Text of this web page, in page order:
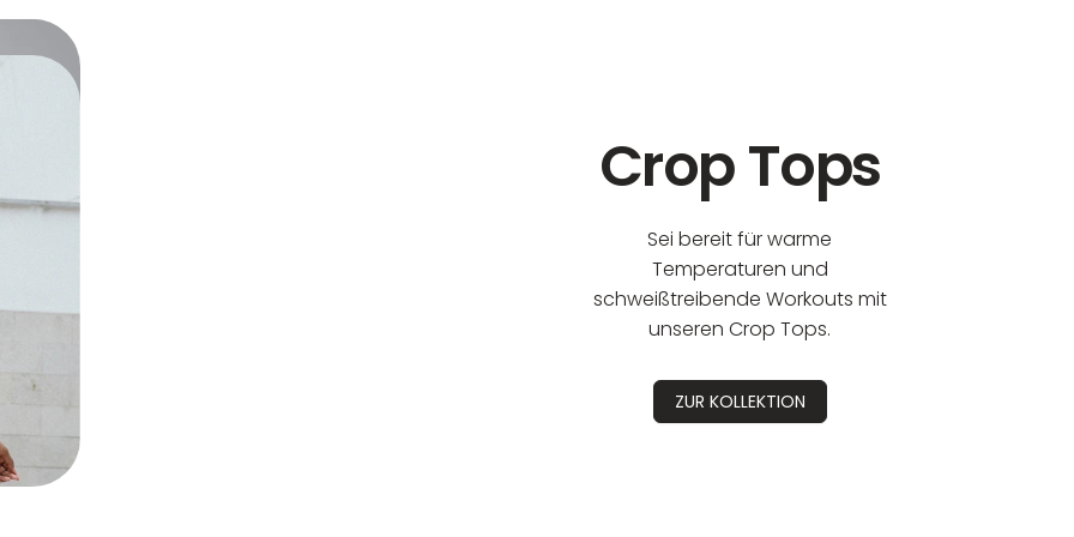
Crop Tops
Sei bereit für warme
Temperaturen und
schweißtreibende Workouts mit
unseren Crop Tops.
ZUR KOLLEKTION